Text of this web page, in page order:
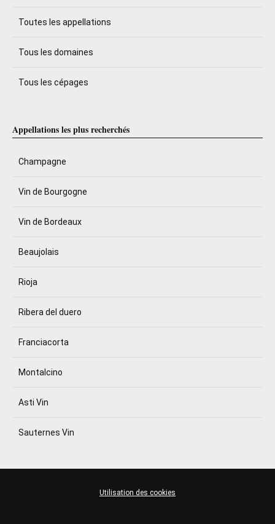
Toutes les appellations
Tous les domaines
Tous les cépages
Appellations les plus recherchés
Champagne
Vin de Bourgogne
Vin de Bordeaux
Beaujolais
Rioja
Ribera del duero
Franciacorta
Montalcino
Asti Vin
Sauternes Vin
Utilisation des cookies